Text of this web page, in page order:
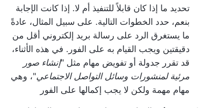
تحديد ما إذا كان قابلاً للتنفيذ أم لا. إذا كانت الإجابة
بنعم، حدد الخطوات التالية. على سبيل المثال، عادةً
ما يستغرق الرد على رسالة بريد إلكتروني أقل من
دقيقتين ويجب القيام به على الفور. في هذه الأثناء،
قد تقرر جدولة أو تفويض مهام مثل "إنشاء صور
مرئية لمنشورات وسائل التواصل الاجتماعي"، وهي
مهام مهمة ولكن لا يجب إكمالها على الفور